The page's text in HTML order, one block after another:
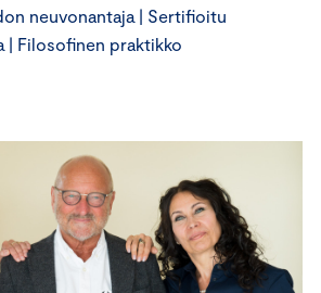
neuvonantaja | Sertifioitu
| Filosofinen praktikko